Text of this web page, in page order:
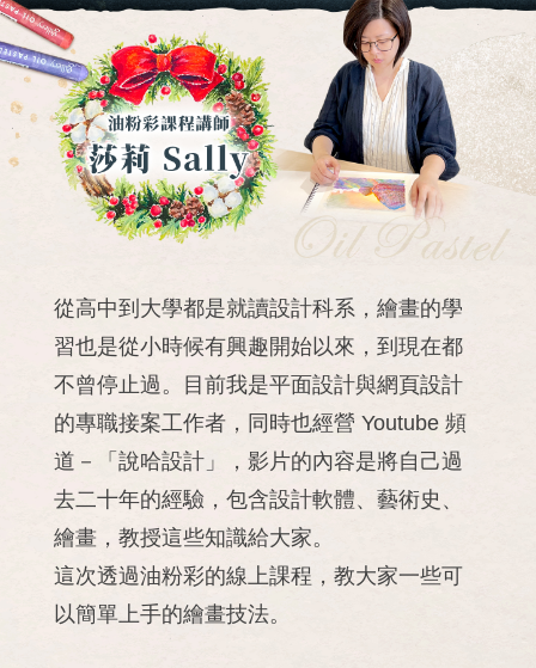
從高中到大學都是就讀設計科系，繪畫的學
習也是從小時候有興趣開始以來，到現在都
不曾停止過。目前我是平面設計與網頁設計
的專職接案工作者，同時也經營 Youtube 頻
道－「說哈設計」，影片的內容是將自己過
去二十年的經驗，包含設計軟體、藝術史、
繪畫，教授這些知識給大家。
這次透過油粉彩的線上課程，教大家一些可
以簡單上手的繪畫技法。